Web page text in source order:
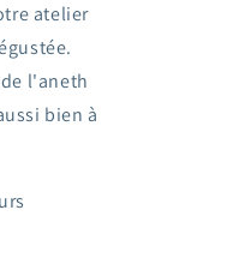
atelier
l'aneth
bien à